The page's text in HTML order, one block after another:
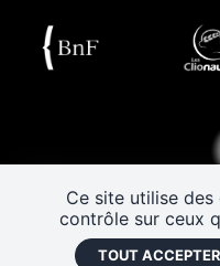
Ce site utilise
contrôle sur ceux
TOUT ACCEPTER